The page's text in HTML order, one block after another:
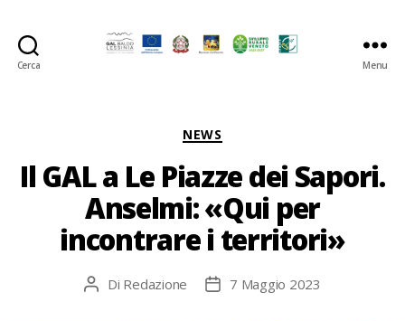
Cerca Menu
Categorie
NEWS
Il GAL a Le Piazze dei Sapori.
Anselmi: «Qui per
incontrare i territori»
Autore
Di Redazione
Data7 Maggio 2023